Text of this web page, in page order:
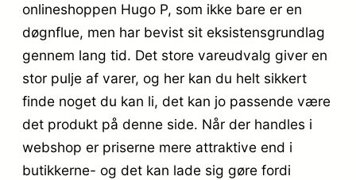
onlineshoppen Hugo P, som ikke bare er en
døgnflue, men har bevist sit eksistensgrundlag
gennem lang tid. Det store vareudvalg giver en
stor pulje af varer, og her kan du helt sikkert
finde noget du kan li, det kan jo passende være
det produkt på denne side. Når der handles i
webshop er priserne mere attraktive end i
butikkerne- og det kan lade sig gøre fordi